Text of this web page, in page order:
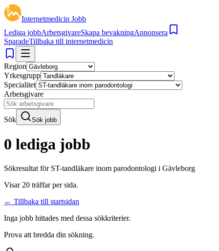
Internetmedicin Jobb
Lediga jobbArbetsgivareSkapa bevakningAnnonsera
SparadeTillbaka till internetmedicin
Region
Yrkesgrupp
Specialitet
Arbetsgivare
Sök Sök jobb
0 lediga jobb
Sökresultat för ST-tandläkare inom parodontologi i Gävleborg
Visar 20 träffar per sida.
← Tillbaka till startsidan
Inga jobb hittades med dessa sökkriterier.
Prova att bredda din sökning.